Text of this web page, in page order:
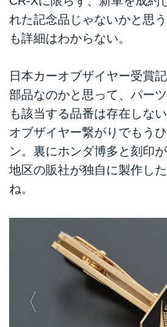
れた記念品じゃないかと思
も詳細はわからない。
日本カーオブザイヤー受賞
部品なのかと思って、パー
も該当する品番は存在しな
オブザイヤー繋がりでもう
ン。裏にホンダ博多と刻印
地区の販社が独自に製作し
ね。